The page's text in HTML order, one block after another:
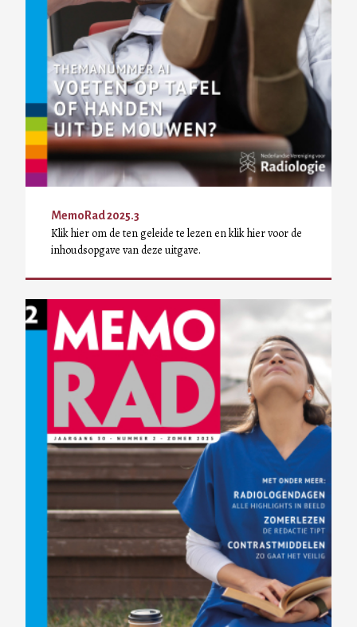
MemoRad 2025.3
Klik hier om de ten geleide te lezen en klik hier voor de
inhoudsopgave van deze uitgave.